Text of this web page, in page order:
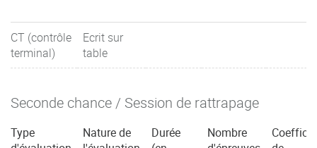
CT (contrôle
terminal)
Ecrit sur
table
Seconde chance / Session de rattrapage
Type
Nature de
Durée
Nombre